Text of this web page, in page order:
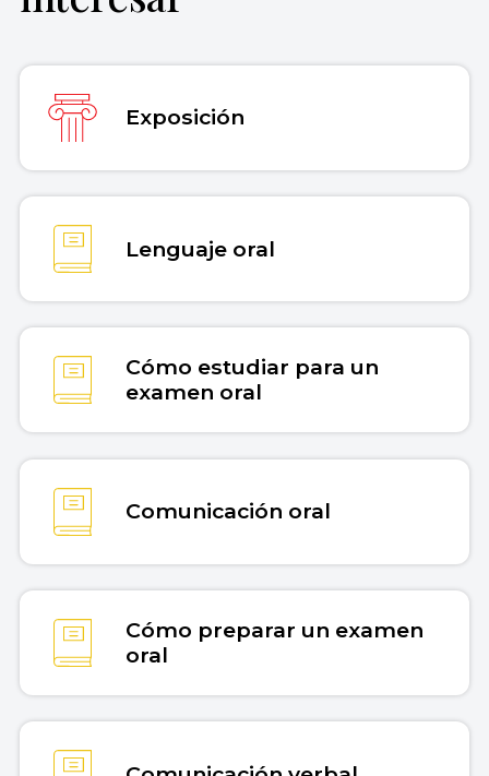
Concepto. Recuperado el 30 de julio de
oral/.
Copiar citaExposición
Lenguaje oral
Cómo estudiar para un
examen oral
Comunicación oral
Cómo preparar un examen
oral